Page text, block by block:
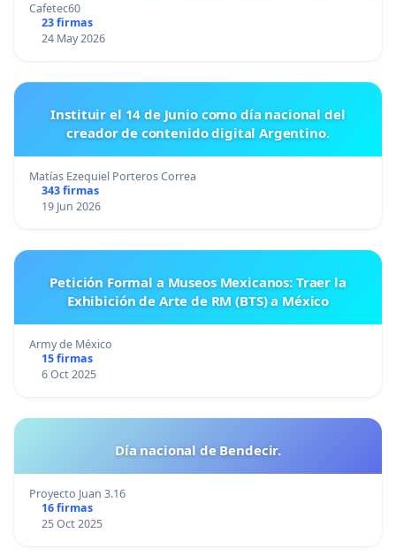
Cafetec60
23 firmas
24 May 2026
Instituir el 14 de Junio como día nacional del
creador de contenido digital Argentino.
Matías Ezequiel Porteros Correa
343 firmas
19 Jun 2026
Petición Formal a Museos Mexicanos: Traer la
Exhibición de Arte de RM (BTS) a México
Army de México
15 firmas
6 Oct 2025
Día nacional de Bendecir.
Proyecto Juan 3.16
16 firmas
25 Oct 2025